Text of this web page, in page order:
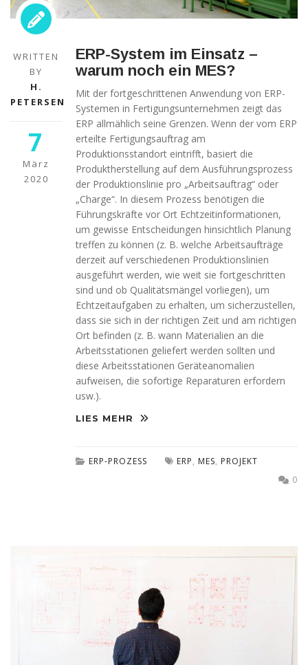
WRITTEN
BY
H.
PETERSEN
7
März
2020
ERP-System im Einsatz –
warum noch ein MES?
Mit der fortgeschrittenen Anwendung von ERP-
Systemen in Fertigungsunternehmen zeigt das
ERP allmählich seine Grenzen. Wenn der vom ERP
erteilte Fertigungsauftrag am
Produktionsstandort eintrifft, basiert die
Produktherstellung auf dem Ausführungsprozess
der Produktionslinie pro „Arbeitsauftrag“ oder
„Charge“. In diesem Prozess benötigen die
Führungskräfte vor Ort Echtzeitinformationen,
um gewisse Entscheidungen hinsichtlich Planung
treffen zu können (z. B. welche Arbeitsaufträge
derzeit auf verschiedenen Produktionslinien
ausgeführt werden, wie weit sie fortgeschritten
sind und ob Qualitätsmängel vorliegen), um
Echtzeitaufgaben zu erhalten, um sicherzustellen,
dass sie sich in der richtigen Zeit und am richtigen
Ort befinden (z. B. wann Materialien an die
Arbeitsstationen geliefert werden sollten und
diese Arbeitsstationen Geräteanomalien
aufweisen, die sofortige Reparaturen erfordern
usw.).
LIES MEHR
ERP-PROZESS ERP, MES, PROJEKT
0